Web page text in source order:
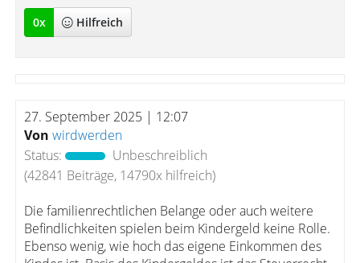
0x Hilfreich
27. September 2025 | 12:07
Von wirdwerden
Status:
Unbeschreiblich
(42841 Beiträge, 14790x hilfreich)
Die familienrechtlichen Belange oder auch weitere
Befindlichkeiten spielen beim Kindergeld keine Rolle.
Ebenso wenig, wie hoch das eigene Einkommen des